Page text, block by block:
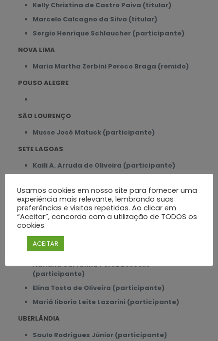
Kelly Christina de Castro Paiva (titular)
Marcelo Calcagno da Silva (titular)
Sergio Henrique Schlaucher (participante)
NOVA LIMA
Maria Martha Zerbini Peroco Braga (remido)
POUSO ALEGRE
SÃO LOURENÇO
Musse José Matuck (participante)
SETE LAGOAS
Kaili A. Arruda de Oliveira (participante)
Musse José Matuck (participante)
TIMÓTEO
UBERABA
Adriana Cartafina Perez Bóscollo
(participante)
Elina Tosta de Oliveira (participante)
Mariá liborio Leite Lazarini (participante)
UBERLÂNDIA
Saulo Rodrigues Júnior (participante)
Usamos cookies em nosso site para fornecer uma
experiência mais relevante, lembrando suas
preferências e visitas repetidas. Ao clicar em
“Aceitar”, concorda com a utilização de TODOS os
cookies.
ACEITAR